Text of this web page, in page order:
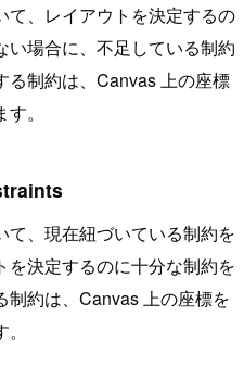
て、レイアウトを決定するの
い場合に、不足している制約
る制約は、Canvas 上の座標
。
、現在紐づいている制約を
決定するのに十分な制約を
制約は、Canvas 上の座標を